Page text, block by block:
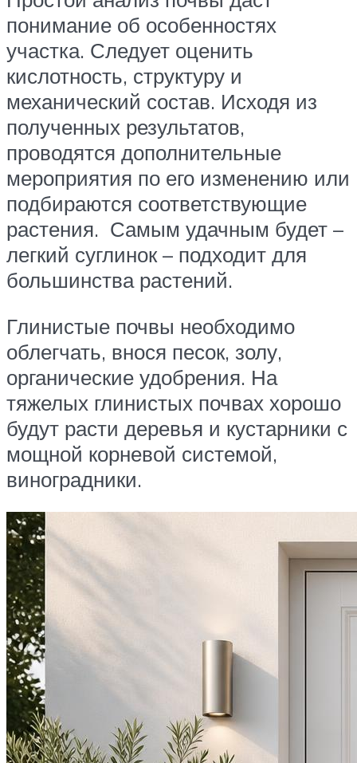
понимание об особенностях
участка. Следует оценить
кислотность, структуру и
механический состав. Исходя из
полученных результатов,
проводятся дополнительные
мероприятия по его изменению или
подбираются соответствующие
растения. Самым удачным будет –
легкий суглинок – подходит для
большинства растений.
Глинистые почвы необходимо
облегчать, внося песок, золу,
органические удобрения. На
тяжелых глинистых почвах хорошо
будут расти деревья и кустарники с
мощной корневой системой,
виноградники.